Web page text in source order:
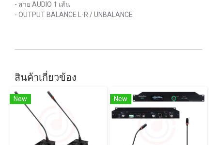
- สาย AUDIO 1 เส้น
- OUTPUT BALANCE L-R / UNBALANCE
สินค้าเกี่ยวข้อง
New New